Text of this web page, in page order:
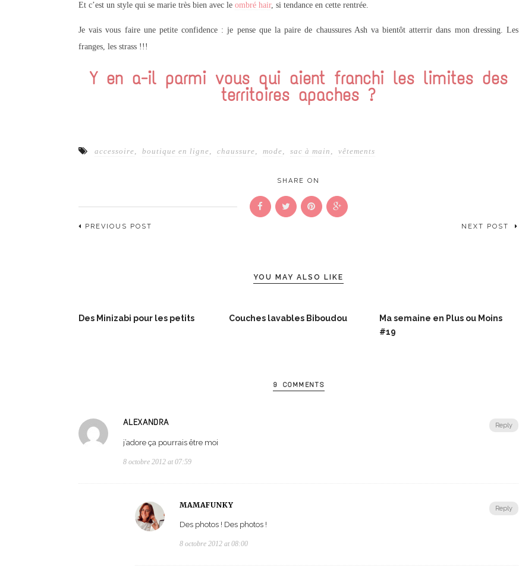
Et c’est un style qui se marie très bien avec le ombré hair, si tendance en cette rentrée.
Je vais vous faire une petite confidence : je pense que la paire de chaussures Ash va bientôt atterrir dans mon dressing. Les
franges, les strass !!!
Y en a-il parmi vous qui aient franchi les limites des
territoires apaches ?
accessoire, boutique en ligne, chaussure, mode, sac à main , vêtements
SHARE ON
PREVIOUS POST NEXT POST
YOU MAY ALSO LIKE
Des Minizabi pour les petits Couches lavables Biboudou
Ma semaine en Plus ou Moins
#19
9 COMMENTS
Reply
ALEXANDRA
j’adore ça pourrais être moi
8 octobre 2012 at 07:59
Reply
MAMAFUNKY
Des photos ! Des photos !
8 octobre 2012 at 08:00